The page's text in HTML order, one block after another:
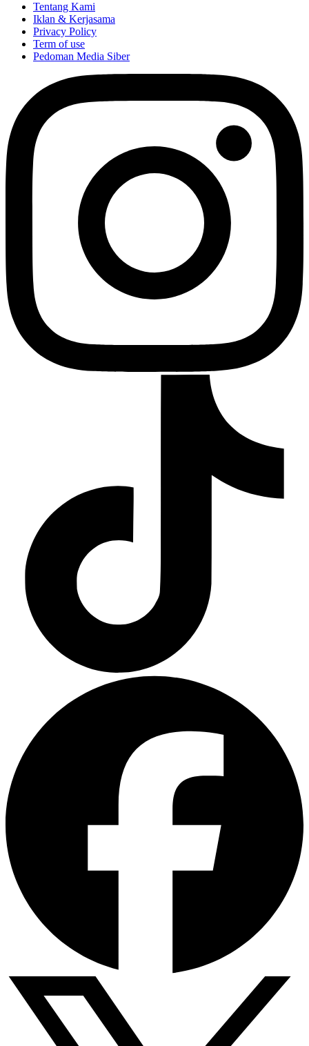
Tentang Kami
Iklan & Kerjasama
Privacy Policy
Term of use
Pedoman Media Siber